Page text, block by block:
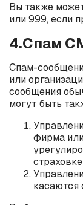
Вы также
или 999, если
4.Спам
Спам-
или
сообщения
могут быть
фирма
касаются